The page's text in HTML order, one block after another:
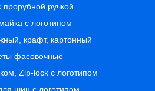
прорубной ручкой
с логотипом
крафт, картонный
фасовочные
Zip-lock с логотипом